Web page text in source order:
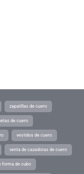
zapatillas de cuero
de cuero
vestidos de cuero
venta de cazadoras de cuero
forma de cubo